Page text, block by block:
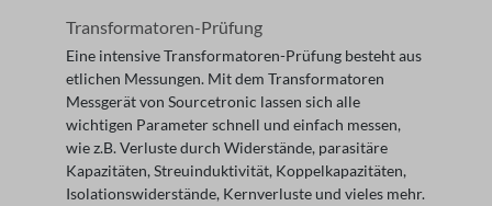
Transformatoren-Prüfung
Eine intensive Transformatoren-Prüfung besteht aus
etlichen Messungen. Mit dem Transformatoren
Messgerätvon Sourcetronic lassen sich alle
wichtigen Parameter schnell und einfach messen,
wie z.B. Verluste durch Widerstände, parasitäre
Kapazitäten, Streuinduktivität, Koppelkapazitäten,
Isolationswiderstände, Kernverluste und vieles mehr.